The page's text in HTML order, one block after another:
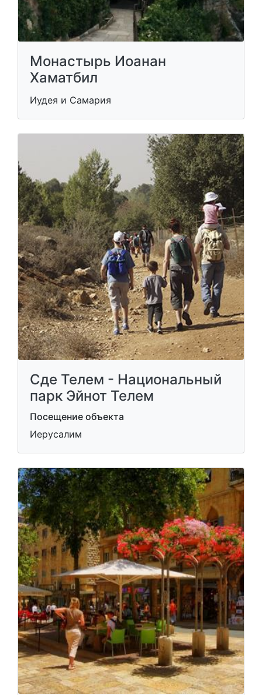
Монастырь Иоанан
Хаматбил
Иудея и Самария
Сде Телем - Национальный
парк Эйнот Телем
Посещение объекта
Иерусалим